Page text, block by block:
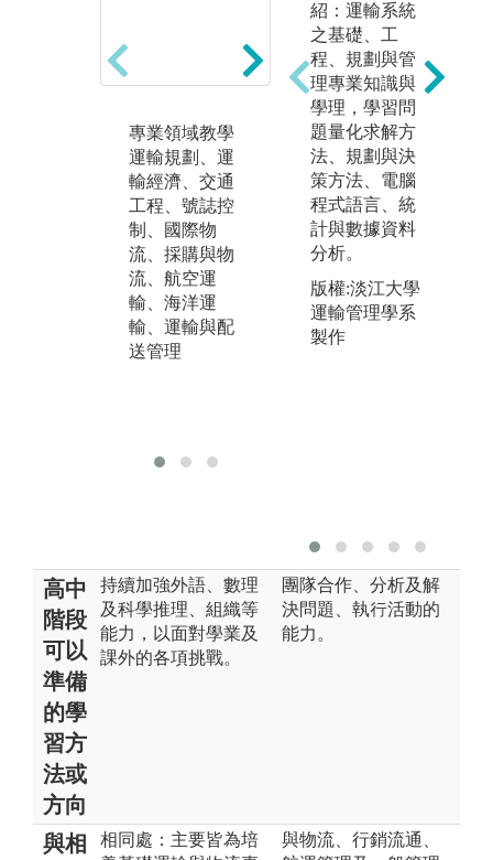
專業領域教學
運輸規劃、運
輸經濟、交通
工程、號誌控
制、國際物
流、採購與物
流、航空運
輸、海洋運
輸、運輸與配
送管理
個案教學
交通相關實
作：公共運輸
路網規劃
物流相關實
作：全球供應
鏈個案分析
圖解:參加2017
公路公共運輸
規劃競賽成果
紹：運輸系統
之基礎、工
程、規劃與管
理專業知識與
學理，學習問
題量化求解方
法、規劃與決
策方法、電腦
程式語言、統
計與數據資料
分析。
版權:淡江大學
運輸管理學系
製作
高中
階段
可以
準備
的學
習方
法或
方向
持續加強外語、數理
及科學推理、組織等
能力，以面對學業及
課外的各項挑戰。
團隊合作、分析及解
決問題、執行活動的
能力。
與相
相同處：主要皆為培
與物流、行銷流通、